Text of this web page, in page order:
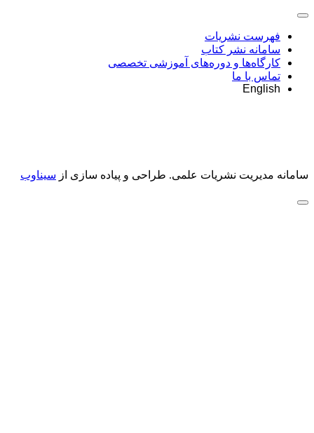
فهرست نشریات
سامانه نشر کتاب
کارگاه‌ها و دوره‌های آموزشی تخصصی
تماس با ما
English
سامانه مدیریت نشریات علمی. طراحی و پیاده سازی از سیناوب